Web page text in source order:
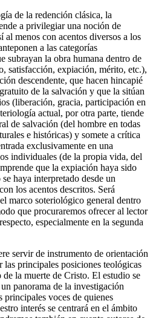
de la redención clásica, la
a privilegiar una noción de
al menos con acentos diversos a los
a las categorías
subrayan la obra humana dentro de
satisfacción, expiación, mérito, etc.),
descendente, que hacen hincapié
de la salvación y que la sitúan
(liberación, gracia, participación en
actual, por otra parte, tiende
de salvación (del hombre en todas
e históricas) y somete a crítica
exclusivamente en una
individuales (de la propia vida, del
que la expiación haya sido
haya interpretado desde un
los acentos descritos. Será
marco soteriológico general dentro
que procuraremos ofrecer al lector
especialmente en la segunda
servir de instrumento de orientación
las principales posiciones teológicas
la muerte de Cristo. El estudio se
panorama de la investigación
principales voces de quienes
interés se centrará en el ámbito